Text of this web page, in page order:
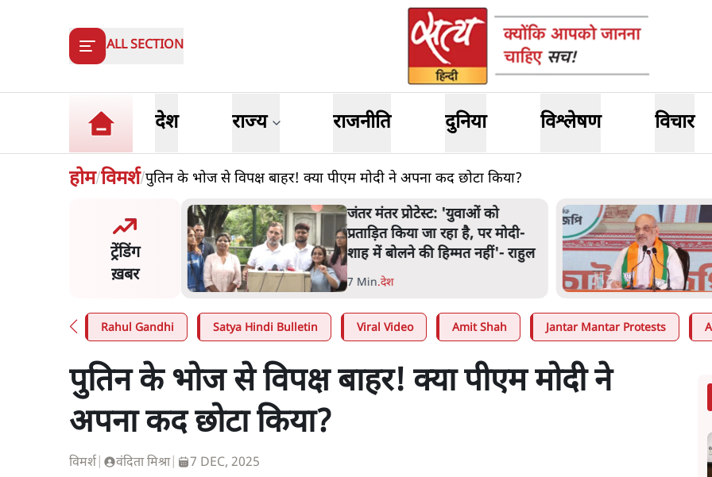
ALL SECTION
देश राज्य राजनीति दुनिया विश्लेषण विचार
होम/विमर्श/पुतिन के भोज से विपक्ष बाहर! क्या पीएम मोदी ने अपना कद छोटा किया?
ट्रेंडिंग
ख़बर
प्रोटेस्ट- 'ताकतवर सरकार
पर आक्रामकता न दिखाए
जेन जी को सुने': SC
जंतर मंतर प्रोटेस्ट: 'युवाओं को
प्रताड़ित किया जा रहा है, पर मोदी-
शाह में बोलने की हिम्मत नहीं'- राहुल
7 Min.देश
Rahul Gandhi Satya Hindi Bulletin Viral Video Amit Shah Jantar Mantar Protests
पुतिन के भोज से विपक्ष बाहर! क्या पीएम मोदी ने
अपना कद छोटा किया?
विमर्श वंदिता मिश्रा| 7 DEC, 2025